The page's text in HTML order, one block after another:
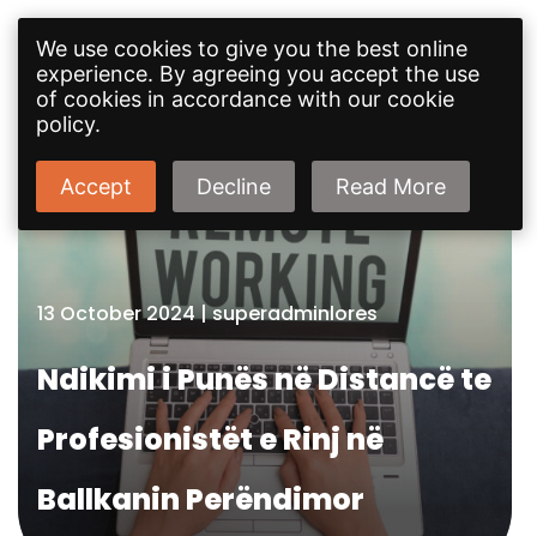
13 October 2024|superadminlores
Ndikimi i Punës në Distancë te
Profesionistët e Rinj në
Ballkanin Perëndimor
We use cookies to give you the best online
experience. By agreeing you accept the use
of cookies in accordance with our cookie
policy.
Accept Decline Read More